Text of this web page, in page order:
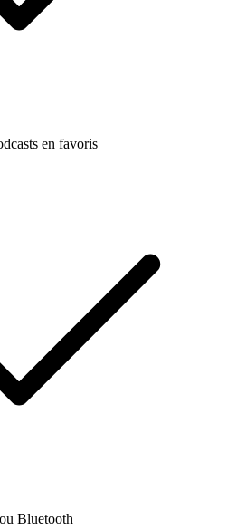
en favoris
Bluetooth